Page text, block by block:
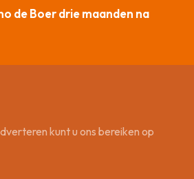
de Boer drie maanden na
kunt u ons bereiken op